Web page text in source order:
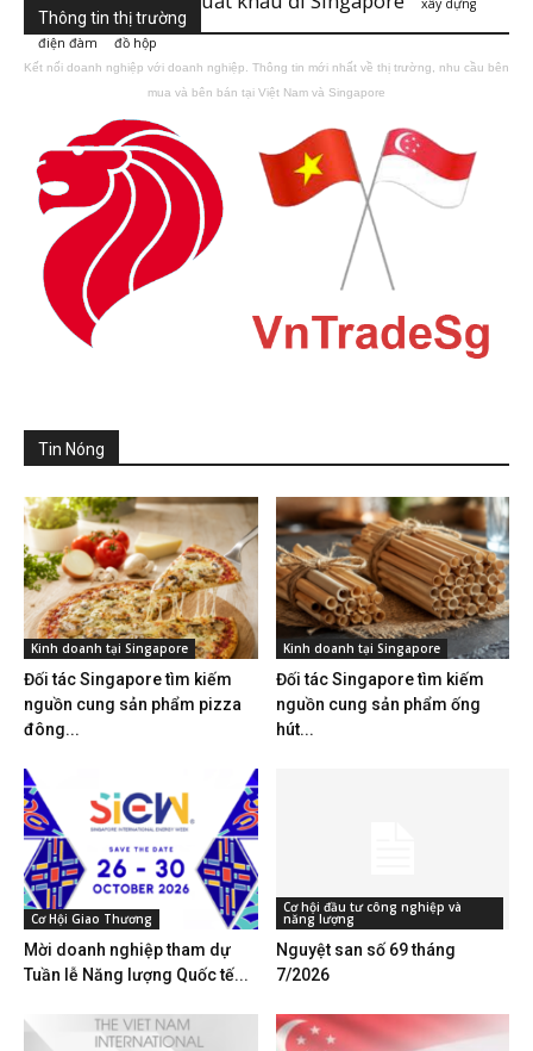
xây dựng
điện đàm đồ hộp
Thông tin thị trường
Kết nối doanh nghiệp với doanh nghiệp. Thông tin mới nhất về thị trường, nhu cầu bên
mua và bên bán tại Việt Nam và Singapore
Tin Nóng
Kinh doanh tại Singapore
Đối tác Singapore tìm kiếm
nguồn cung sản phẩm pizza
đông...
Kinh doanh tại Singapore
Đối tác Singapore tìm kiếm
nguồn cung sản phẩm ống
hút...
Cơ Hội Giao Thương
Mời doanh nghiệp tham dự
Tuần lễ Năng lượng Quốc tế...
Cơ hội đầu tư công nghiệp và
năng lượng
Nguyệt san số 69 tháng
7/2026